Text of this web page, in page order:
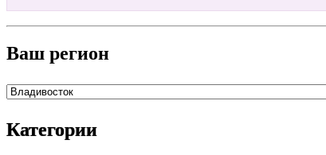
Ваш регион
Категории